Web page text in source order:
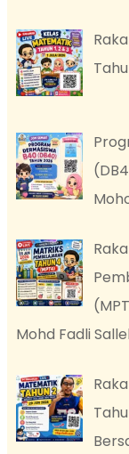
Mohd Fadli